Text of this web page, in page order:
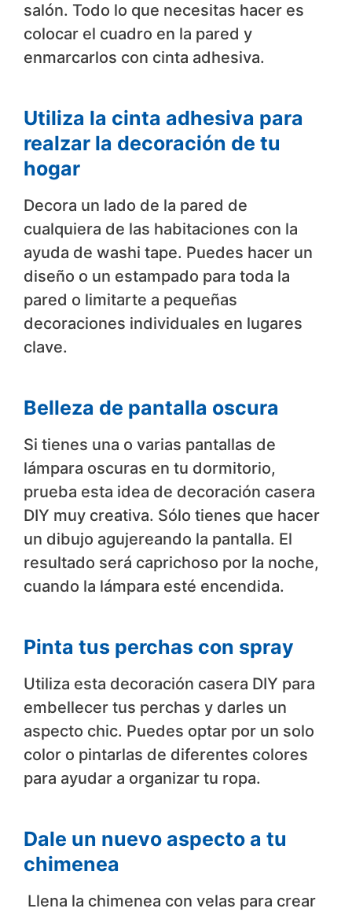
salón. Todo lo que necesitas hacer es
colocar el cuadro en la pared y
enmarcarlos con cinta adhesiva.
Utiliza la cinta adhesiva para
realzar la decoración de tu
hogar
Decora un lado de la pared de
cualquiera de las habitaciones con la
ayuda de washi tape. Puedes hacer un
diseño o un estampado para toda la
pared o limitarte a pequeñas
decoraciones individuales en lugares
clave.
Belleza de pantalla oscura
Si tienes una o varias pantallas de
lámpara oscuras en tu dormitorio,
prueba esta idea de decoración casera
DIY muy creativa. Sólo tienes que hacer
un dibujo agujereando la pantalla. El
resultado será caprichoso por la noche,
cuando la lámpara esté encendida.
Pinta tus perchas con spray
Utiliza esta decoración casera DIY para
embellecer tus perchas y darles un
aspecto chic. Puedes optar por un solo
color o pintarlas de diferentes colores
para ayudar a organizar tu ropa.
Dale un nuevo aspecto a tu
chimenea
Llena la chimenea con velas para crear